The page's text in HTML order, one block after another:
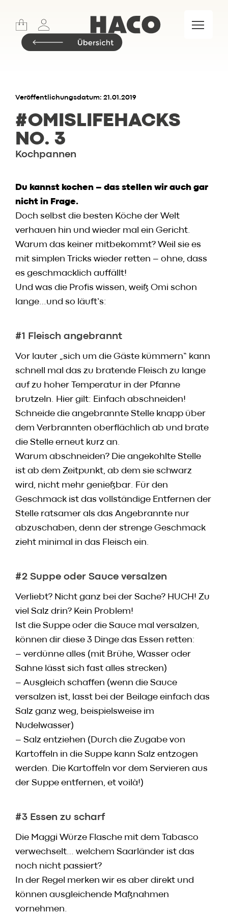
Lifestyle
Meet & Eat
Insider.BLOG
Rezepte
Wochenkarte
Speisekarte
Reservierung
Vorbestell­service
Newsletter
Anmeldung
HACO App
Daten & Fakten
Karriere
Kontakt
Veröffentlichungsdatum: 21.01.2019
#OMIS LIFEHACKS
NO. 3
Kochpannen
Du kannst kochen – das stellen wir auch gar
nicht in Frage.
Doch selbst die besten Köche der Welt
verhauen hin und wieder mal ein Gericht.
Warum das keiner mitbekommt? Weil sie es
mit simplen Tricks wieder retten – ohne, dass
es geschmacklich auffällt!
Und was die Profis wissen, weiß Omi schon
lange…und so läuft’s:
#1 Fleisch angebrannt
Vor lauter „sich um die Gäste kümmern“ kann
schnell mal das zu bratende Fleisch zu lange
auf zu hoher Temperatur in der Pfanne
brutzeln. Hier gilt: Einfach abschneiden!
Schneide die angebrannte Stelle knapp über
dem Verbrannten oberflächlich ab und brate
die Stelle erneut kurz an.
Warum abschneiden? Die angekohlte Stelle
ist ab dem Zeitpunkt, ab dem sie schwarz
wird, nicht mehr genießbar. Für den
Geschmack ist das vollständige Entfernen der
Stelle ratsamer als das Angebrannte nur
abzuschaben, denn der strenge Geschmack
zieht minimal in das Fleisch ein.
#2 Suppe oder Sauce versalzen
Verliebt? Nicht ganz bei der Sache? HUCH! Zu
viel Salz drin? Kein Problem!
Ist die Suppe oder die Sauce mal versalzen,
können dir diese 3 Dinge das Essen retten:
– verdünne alles (mit Brühe, Wasser oder
Sahne lässt sich fast alles strecken)
– Ausgleich schaffen (wenn die Sauce
versalzen ist, lasst bei der Beilage einfach das
Salz ganz weg, beispielsweise im
Nudelwasser)
– Salz entziehen (Durch die Zugabe von
Kartoffeln in die Suppe kann Salz entzogen
werden. Die Kartoffeln vor dem Servieren aus
der Suppe entfernen, et voilà!)
#3 Essen zu scharf
Die Maggi Würze Flasche mit dem Tabasco
verwechselt… welchem Saarländer ist das
noch nicht passiert?
In der Regel merken wir es aber direkt und
können ausgleichende Maßnahmen
vornehmen.